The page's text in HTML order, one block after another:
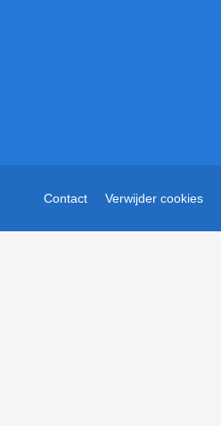
Verwijder cookies
Contact